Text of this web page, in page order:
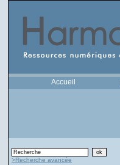
Accueil
>Recherche avancée